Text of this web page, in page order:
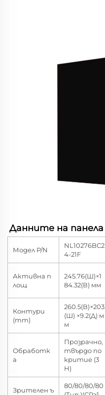
Данните на панела
Модел P/N
NL10276BC2
4-21F
Активна п
лощ
245.76(Ш)×1
84.32(В) мм
Контури
(mm)
260.5(В)×203
(Ш) ×9.2(Д) м
м
Обработк
а
Прозрачно,
твърдо по
критие (3
H)
Зрителен ъ
80/80/80/80